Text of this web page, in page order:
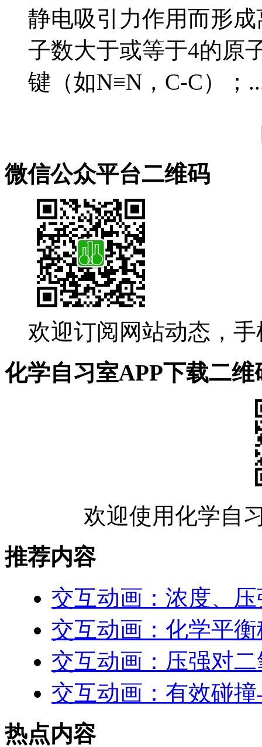
静电吸引力作用而形
子数大于或等于4的原
键（如N≡N，C-C）；
微信公众平台二维码
欢迎订阅网站动态，
化学自习室APP下载二维
欢迎使用化学自
推荐内容
交互动画：浓度、
交互动画：化学平
交互动画：压强对
交互动画：有效碰
热点内容